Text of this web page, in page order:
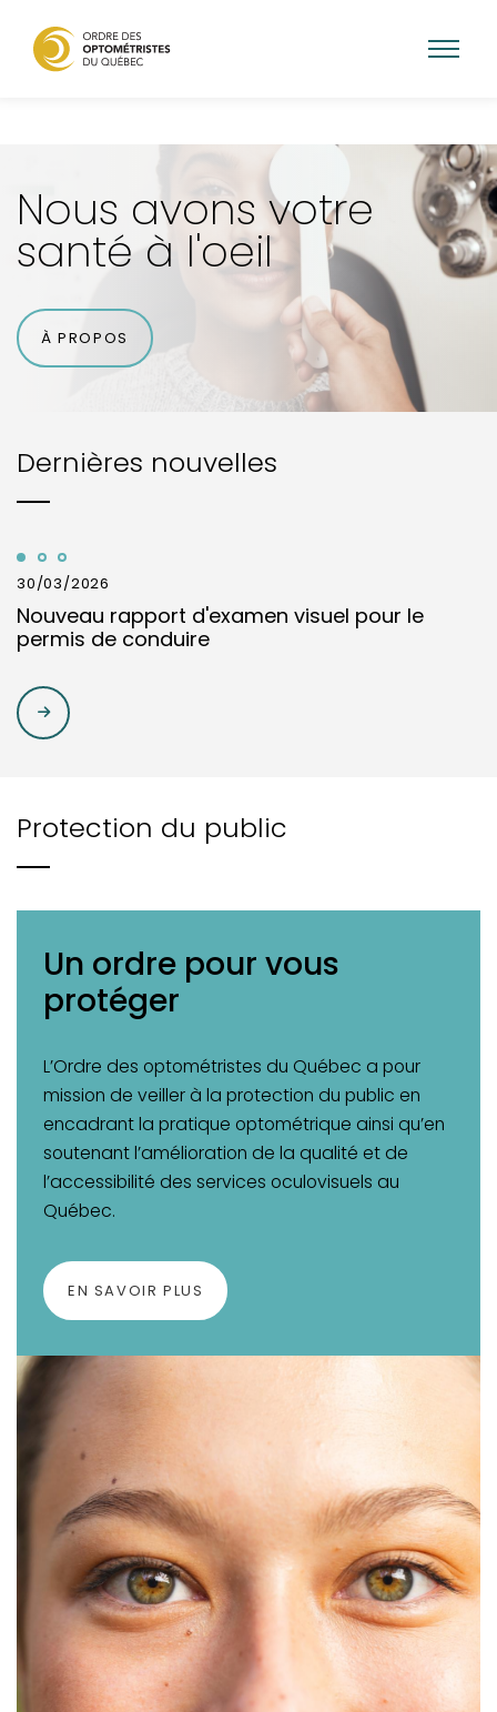
principal
Nous avons votre
santé à l'oeil
À PROPOS
Dernières nouvelles
30/03/2026
Nouveau rapport d'examen visuel pour le
permis de conduire
Protection du public
Un ordre pour vous
protéger
L’Ordre des optométristes du Québec a pour
mission de veiller à la protection du public en
encadrant la pratique optométrique ainsi qu’en
soutenant l’amélioration de la qualité et de
l’accessibilité des services oculovisuels au
Québec.
EN SAVOIR PLUS